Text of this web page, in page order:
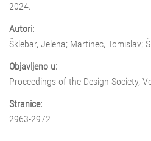
2024.
Autori:
Šklebar, Jelena; Martinec, Tomislav;
Objavljeno u:
Proceedings of the Design Society,
Stranice:
2963-2972